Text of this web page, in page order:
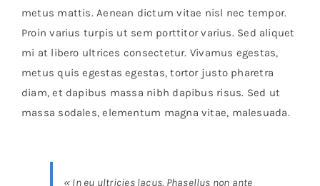
metus mattis. Aenean dictum vitae nisl nec tempor.
Proin varius turpis ut sem porttitor varius. Sed aliquet
mi at libero ultrices consectetur. Vivamus egestas,
metus quis egestas egestas, tortor justo pharetra
diam, et dapibus massa nibh dapibus risus. Sed ut
massa sodales, elementum magna vitae, malesuada.
« In eu ultricies lacus. Phasellus non ante